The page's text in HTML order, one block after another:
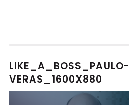
LIKE_A_BOSS_PAULO-
VERAS_1600X880